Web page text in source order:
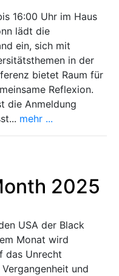
16:00 Uhr im Haus
lädt die
ein, sich mit
in der
bietet Raum für
Reflexion.
die Anmeldung
mehr ...
2025
USA der Black
Monat wird
das Unrecht
und